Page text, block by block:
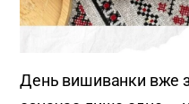
День вишиванки вже